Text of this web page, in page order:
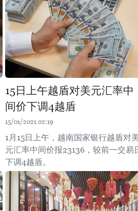
15日上午越盾对美元汇率中
间价下调4越盾
15/01/2021 02:19
1月15日上午，越南国家银行越盾对
元汇率中间价报23136，较前一交易
下调4越盾。